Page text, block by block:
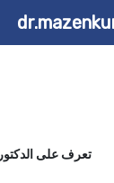
تعرف على الدكتور